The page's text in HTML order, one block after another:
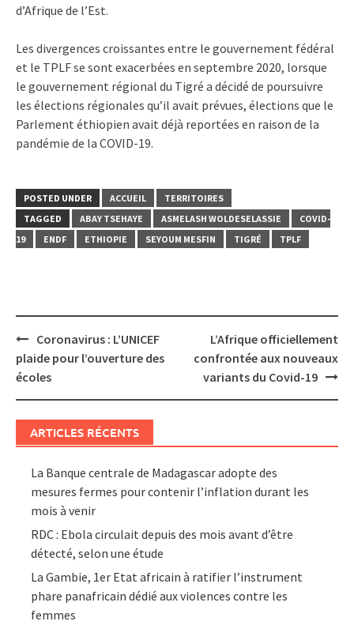
d’Afrique de l’Est.
Les divergences croissantes entre le gouvernement fédéral
et le TPLF se sont exacerbées en septembre 2020, lorsque
le gouvernement régional du Tigré a décidé de poursuivre
les élections régionales qu’il avait prévues, élections que le
Parlement éthiopien avait déjà reportées en raison de la
pandémie de la COVID-19.
POSTED UNDER ACCUEIL
TERRITOIRES
TAGGED
ABAY TSEHAYE ASMELASH WOLDESELASSIE
COVID-
19
ENDF ETHIOPIE SEYOUM MESFIN TIGRÉ TPLF
Post
navigation
Coronavirus : L’UNICEF
plaide pour l’ouverture des
écoles
L’Afrique officiellement
confrontée aux nouveaux
variants du Covid-19
ARTICLES RÉCENTS
La Banque centrale de Madagascar adopte des
mesures fermes pour contenir l’inflation durant les
mois à venir
RDC : Ebola circulait depuis des mois avant d’être
détecté, selon une étude
La Gambie, 1er Etat africain à ratifier l’instrument
phare panafricain dédié aux violences contre les
femmes